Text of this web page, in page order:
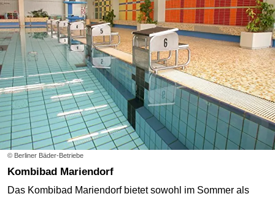
© Berliner Bäder-Betriebe
Kombibad Mariendorf
Das Kombibad Mariendorf bietet sowohl im Sommer als